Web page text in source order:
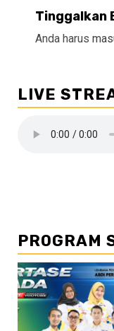
Tinggalkan
Anda harus
LIVE
PROGRAM
//2